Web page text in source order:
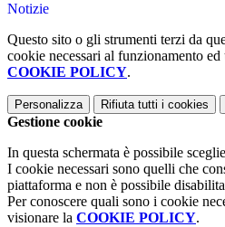
Notizie
Questo sito o gli strumenti terzi da
cookie necessari al funzionamento
COOKIE POLICY.
Personalizza Rifiuta tutti i cookies
Gestione cookie
In questa schermata è possibile
I cookie necessari sono quelli che
piattaforma e non è possibile
Per conoscere quali sono i cookie
visionare la COOKIE POLICY.